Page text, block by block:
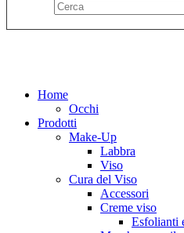
Home
Occhi
Prodotti
Make-Up
Labbra
Viso
Cura del Viso
Accessori
Creme viso
Esfolianti